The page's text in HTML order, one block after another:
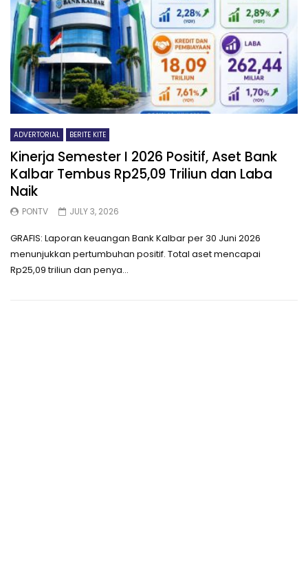
ADVERTORIAL BERITE KITE
Kinerja Semester I 2026 Positif, Aset Bank
Kalbar Tembus Rp25,09 Triliun dan Laba
Naik
PONTV JULY 3, 2026
GRAFIS: Laporan keuangan Bank Kalbar per 30 Juni 2026
menunjukkan pertumbuhan positif. Total aset mencapai
Rp25,09 triliun dan penya...